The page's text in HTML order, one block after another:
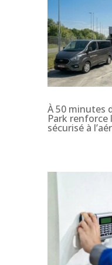
À 50 minutes
Park renforce
sécurisé à